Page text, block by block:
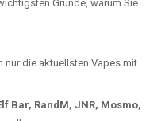
Gründe, warum Sie
nur die aktuellsten Vapes mit
Bar, RandM, JNR, Mosmo,